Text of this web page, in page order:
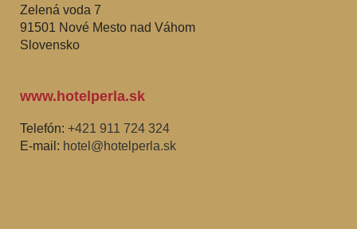
Zelená voda 7
91501 Nové Mesto nad Váhom
Slovensko
www.hotelperla.sk
Telefón: +421 911 724 324
E-mail: hotel@hotelperla.sk